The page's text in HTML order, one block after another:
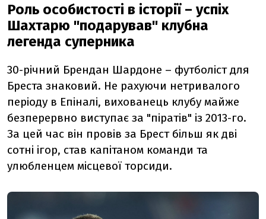
Роль особистості в історії – успіх
Шахтарю "подарував" клубна
легенда суперника
30-річний Брендан Шардоне – футболіст для
Бреста знаковий. Не рахуючи нетривалого
періоду в Епіналі, вихованець клубу майже
безперервно виступає за "піратів" із 2013-го.
За цей час він провів за Брест більш як дві
сотні ігор, став капітаном команди та
улюбленцем місцевої торсиди.